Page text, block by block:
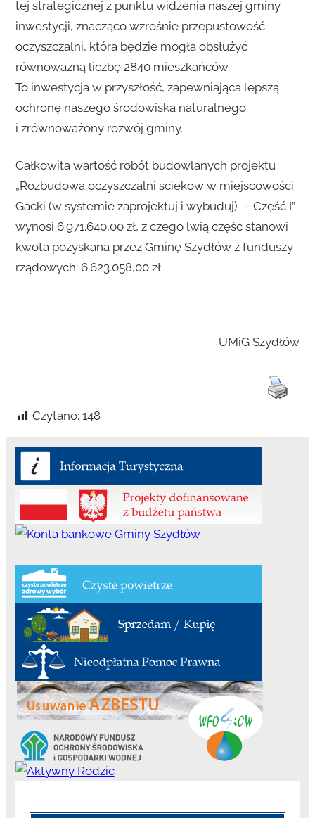
tej strategicznej z punktu widzenia naszej gminy
inwestycji, znacząco wzrośnie przepustowość
oczyszczalni, która będzie mogła obsłużyć
równoważną liczbę 2840 mieszkańców.
To inwestycja w przyszłość, zapewniająca lepszą
ochronę naszego środowiska naturalnego
i zrównoważony rozwój gminy.
Całkowita wartość robót budowlanych projektu
„Rozbudowa oczyszczalni ścieków w miejscowości
Gacki (w systemie zaprojektuj i wybuduj) – Część I”
wynosi 6.971.640,00 zł, z czego lwią część stanowi
kwota pozyskana przez Gminę Szydłów z funduszy
rządowych: 6.623.058,00 zł.
UMiG Szydłów
Czytano: 148